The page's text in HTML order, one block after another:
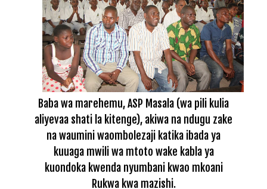
Baba wa marehemu, ASP Masala (wa pili kulia
aliyevaa shati la kitenge), akiwa na ndugu zake
na waumini waombolezaji katika ibada ya
kuuaga mwili wa mtoto wake kabla ya
kuondoka kwenda nyumbani kwao mkoani
Rukwa kwa mazishi.